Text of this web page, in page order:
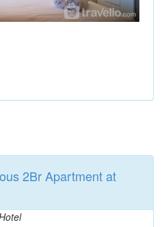
2Br Apartment at